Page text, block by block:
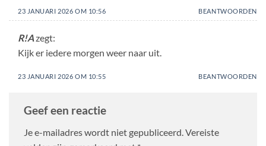
23 JANUARI 2026 OM 10:56 BEANTWOORDEN
R!Azegt:
Kijk er iedere morgen weer naar uit.
23 JANUARI 2026 OM 10:55 BEANTWOORDEN
Geef een reactie
Je e-mailadres wordt niet gepubliceerd.Vereiste